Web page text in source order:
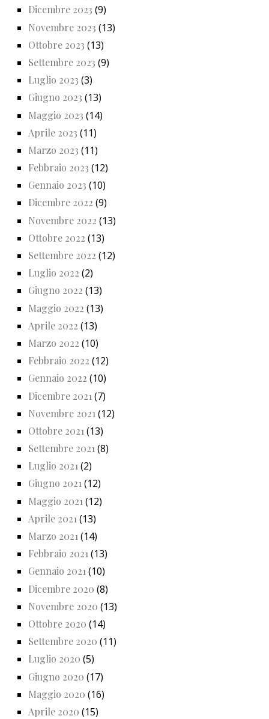
Dicembre 2023 (9)
Novembre 2023 (13)
Ottobre 2023 (13)
Settembre 2023 (9)
Luglio 2023 (3)
Giugno 2023 (13)
Maggio 2023 (14)
Aprile 2023 (11)
Marzo 2023 (11)
Febbraio 2023 (12)
Gennaio 2023 (10)
Dicembre 2022 (9)
Novembre 2022 (13)
Ottobre 2022 (13)
Settembre 2022 (12)
Luglio 2022 (2)
Giugno 2022 (13)
Maggio 2022 (13)
Aprile 2022 (13)
Marzo 2022 (10)
Febbraio 2022 (12)
Gennaio 2022 (10)
Dicembre 2021 (7)
Novembre 2021 (12)
Ottobre 2021 (13)
Settembre 2021 (8)
Luglio 2021(2)
Giugno 2021(12)
Maggio 2021 (12)
Aprile 2021 (13)
Marzo 2021 (14)
Febbraio 2021(13)
Gennaio 2021(10)
Dicembre 2020 (8)
Novembre 2020 (13)
Ottobre 2020 (14)
Settembre 2020 (11)
Luglio 2020 (5)
Giugno 2020 (17)
Maggio 2020 (16)
Aprile 2020 (15)